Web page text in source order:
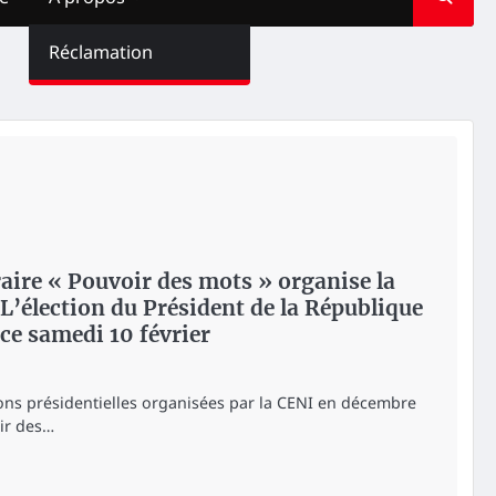
Réclamation
« Pouvoir des mots » organise la
du Président de la République
samedi 10 février
présidentielles organisées par la CENI en décembre
des…